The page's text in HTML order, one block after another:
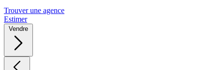
Trouver une agence
Estimer
Vendre